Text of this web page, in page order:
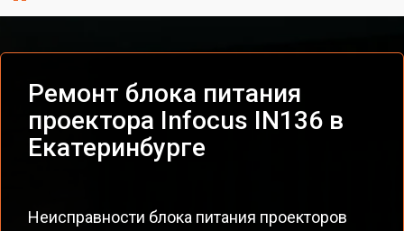
Ремонт блока питания
проектора Infocus IN136 в
Екатеринбурге
Неисправности блока питания проекторов